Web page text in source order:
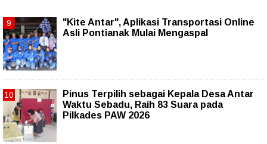
"Kite Antar", Aplikasi Transportasi Online
Asli Pontianak Mulai Mengaspal
Pinus Terpilih sebagai Kepala Desa Antar
Waktu Sebadu, Raih 83 Suara pada
Pilkades PAW 2026